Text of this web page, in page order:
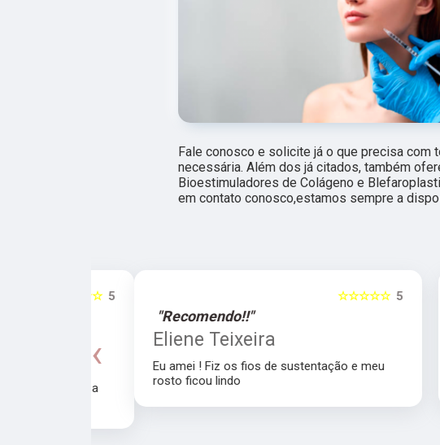
Fale conosco e solicite já o que precisa com
necessária. Além dos já citados, também
Bioestimuladores de Colágeno e
em contato conosco,estamos sempre a
5
☆☆☆☆☆
"Recomendo!!"
Eliene Teixeira
Eu amei ! Fiz os fios de sustentação e meu
rosto ficou lindo
‹